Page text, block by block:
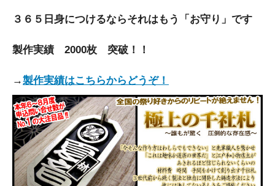
３６５日身につけるならそれはもう「お守り」です
製作実績 2000枚 突破！！
→製作実績はこちらからどうぞ！